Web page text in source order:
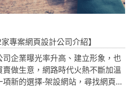
專案網頁設計公司介紹】
企業曝光率升高、建立形象，也
做生意，網路時代火熱不斷加溫
新的選擇-架設網站，尋找網頁設